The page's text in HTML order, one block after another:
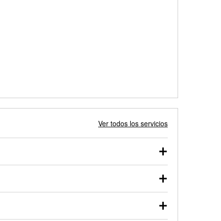
Ver todos los servicios
probarse dentro o fuera del vehículo y cargarse en
de nuestros profesionales te ayudará a encontrar
en el estacionamiento, o desmonta el